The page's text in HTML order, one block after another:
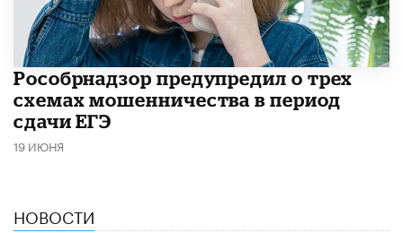
Рособрнадзор предупредил о трех
схемах мошенничества в период
сдачи ЕГЭ
19 ИЮНЯ
НОВОСТИ